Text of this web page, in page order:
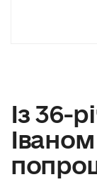
Із 36-